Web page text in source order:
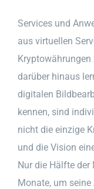
Services und
aus virtuellen
darüber hinaus
digitalen
kennen, sind
nicht die einzige
und die Vision
Nur die Hälfte
Monate, um